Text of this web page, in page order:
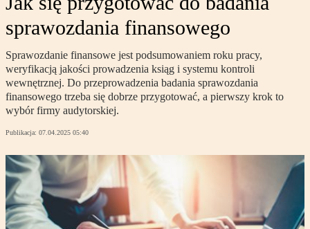
sprawozdania finansowego
Sprawozdanie finansowe jest podsumowaniem roku pracy,
weryfikacją jakości prowadzenia ksiąg i systemu kontroli
wewnętrznej. Do przeprowadzenia badania sprawozdania
finansowego trzeba się dobrze przygotować, a pierwszy krok to
wybór firmy audytorskiej.
Publikacja: 07.04.2025 05:40